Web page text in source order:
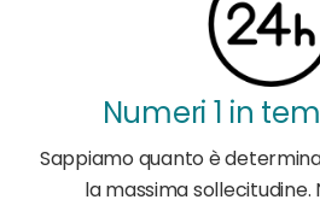
Numeri 1 in
Sappiamo quanto è
la massima sollecitudine.